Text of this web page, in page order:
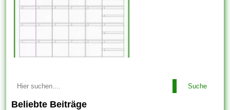
Suche
Beliebte Beiträge